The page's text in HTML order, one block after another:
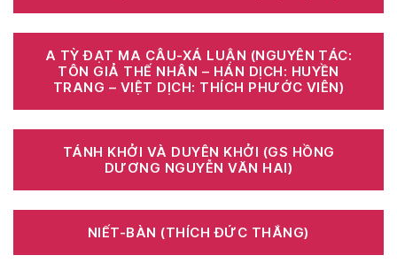
A TỲ ĐẠT MA CÂU-XÁ LUẬN (NGUYÊN TÁC:
TÔN GIẢ THẾ NHÂN – HÁN DỊCH: HUYỀN
TRANG – VIỆT DỊCH: THÍCH PHƯỚC VIÊN)
TÁNH KHỞI VÀ DUYÊN KHỞI (GS HỒNG
DƯƠNG NGUYỄN VĂN HAI)
NIẾT-BÀN (THÍCH ĐỨC THẮNG)